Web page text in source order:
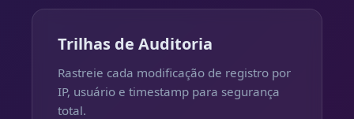
Trilhas de Auditoria
Rastreie cada modificação de registro por
IP, usuário e timestamp para segurança
total.